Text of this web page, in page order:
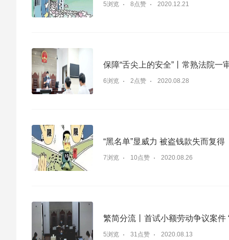
5浏览 8点赞 2020.12.21
保障“舌尖上的安全”丨常熟法院
6浏览 2点赞 2020.08.28
“黑名单”显威力 被盗钱款失而复得
7浏览 10点赞 2020.08.26
繁简分流丨首试小额劳动争议案件
5浏览 31点赞 2020.08.13